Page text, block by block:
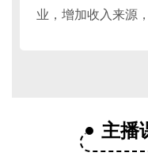
业，增加收入来源
主播